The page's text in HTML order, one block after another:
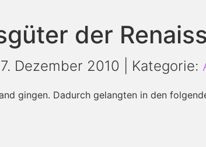
der
Dezember 2010 | Kategorie:
gingen. Dadurch gelangten in den